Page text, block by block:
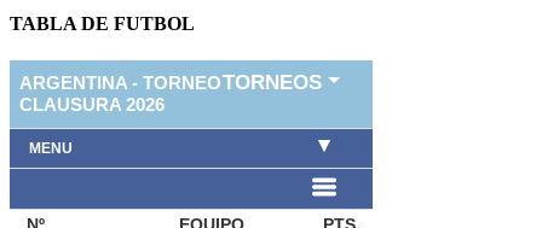
TABLA DE FUTBOL